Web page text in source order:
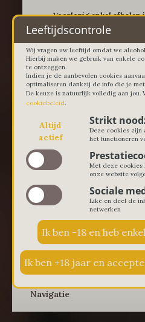
-- Voorlopig enkel afhalen
thuislevering in Lievegem
0
Navigatie
Leeftijdscontrole
Wij vragen uw leeftijd omdat we
Hierbij maken we gebruik van enkele
te ontzeggen.
Indien je de aanbevolen cookies
optimaliseren dankzij de info die je
De keuze is natuurlijk volledig aan jou.
cookiebeleid.
Altijd
actief
Strikt
Deze cookies zijn
het functioneren
Met deze cookies
onze website
Sociale
Like en deel de
netwerken